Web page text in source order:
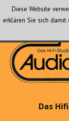
Das Hifi-
Das
Diese Website
erklären Sie sich damit